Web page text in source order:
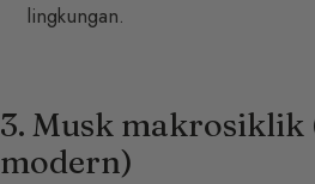
lingkungan.
3. Musk makrosiklik
modern)